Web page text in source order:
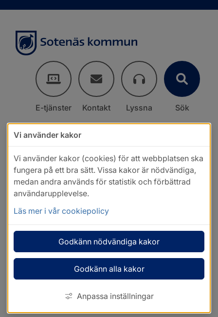
E-tjänster Kontakt Lyssna Sök
Vi använder kakor
Vi använder kakor (cookies) för att webbplatsen ska
fungera på ett bra sätt. Vissa kakor är nödvändiga,
medan andra används för statistik och förbättrad
användarupplevelse.
Läs mer i vår cookiepolicy
Godkänn nödvändiga kakor
Godkänn alla kakor
Anpassa inställningar